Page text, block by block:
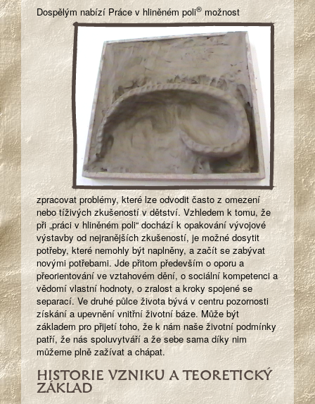
Dospělým nabízí Práce v hliněném poli®možnost
zpracovat problémy, které lze odvodit často z omezení
nebo tíživých zkušeností v dětství. Vzhledem k tomu, že
při „práci v hliněném poli“ dochází k opakování vývojové
výstavby od nejranějších zkušeností, je možné dosytit
potřeby, které nemohly být naplněny, a začít se zabývat
novými potřebami. Jde přitom především o oporu a
přeorientování ve vztahovém dění, o sociální kompetenci a
vědomí vlastní hodnoty, o zralost a kroky spojené se
separací. Ve druhé půlce života bývá v centru pozornosti
získání a upevnění vnitřní životní báze. Může být
základem pro přijetí toho, že k nám naše životní podmínky
patří, že nás spoluvytváří a že sebe sama díky nim
můžeme plně zažívat a chápat.
HISTORIE VZNIKU A TEORETICKÝ
ZÁKLAD